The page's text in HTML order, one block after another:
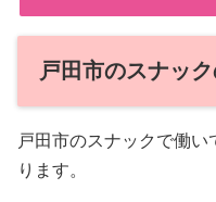
戸田市のスナッ
戸田市のスナックで働
ります。